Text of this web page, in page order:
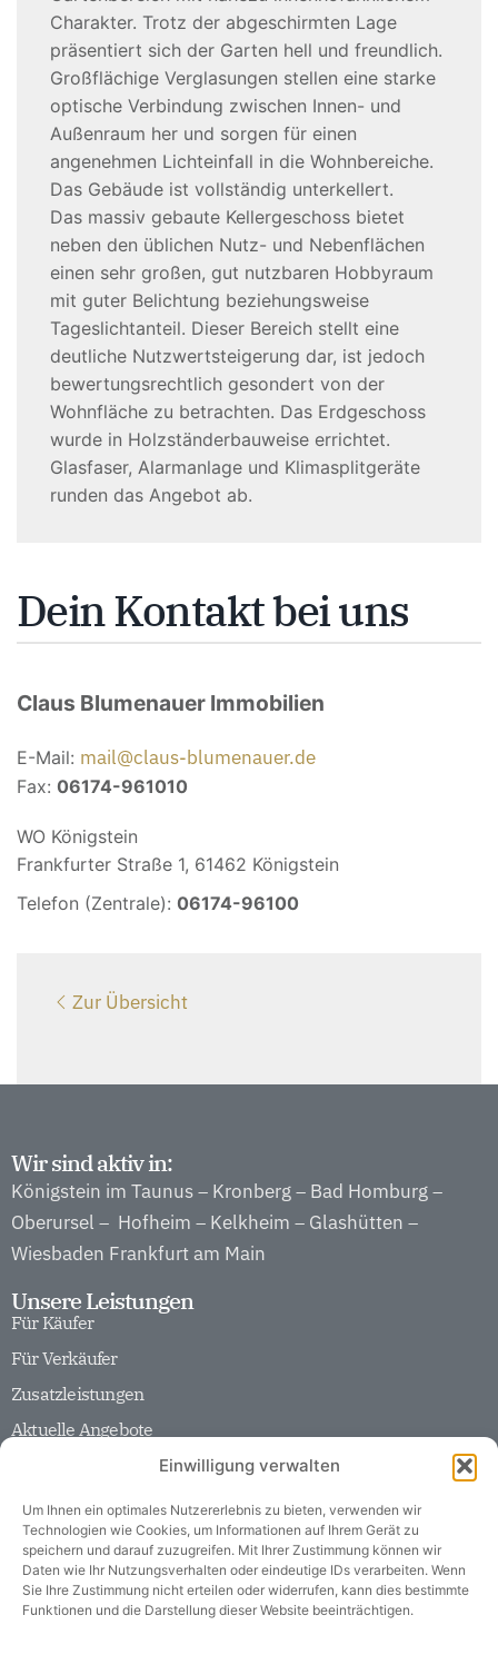
Einwilligung verwalten
Um Ihnen ein optimales Nutzererlebnis zu bieten, verwenden wir
Technologien wie Cookies, um Informationen auf Ihrem Gerät zu
speichern und darauf zuzugreifen. Mit Ihrer Zustimmung können wir
Daten wie Ihr Nutzungsverhalten oder eindeutige IDs verarbeiten. Wenn
Sie Ihre Zustimmung nicht erteilen oder widerrufen, kann dies bestimmte
Funktionen und die Darstellung dieser Website beeinträchtigen.
Charakter. Trotz der abgeschirmten Lage
präsentiert sich der Garten hell und freundlich.
Großflächige Verglasungen stellen eine starke
optische Verbindung zwischen Innen- und
Außenraum her und sorgen für einen
angenehmen Lichteinfall in die Wohnbereiche.
Das Gebäude ist vollständig unterkellert.
Das massiv gebaute Kellergeschoss bietet
neben den üblichen Nutz- und Nebenflächen
einen sehr großen, gut nutzbaren Hobbyraum
mit guter Belichtung beziehungsweise
Tageslichtanteil. Dieser Bereich stellt eine
deutliche Nutzwertsteigerung dar, ist jedoch
bewertungsrechtlich gesondert von der
Wohnfläche zu betrachten. Das Erdgeschoss
wurde in Holzständerbauweise errichtet.
Glasfaser, Alarmanlage und Klimasplitgeräte
runden das Angebot ab.
Dein Kontakt bei uns
Claus Blumenauer Immobilien
E-Mail: mail@claus-blumenauer.de
Fax: 06174-961010
WO Königstein
Frankfurter Straße 1, 61462 Königstein
Telefon (Zentrale): 06174-96100
Zur Übersicht
Wir sind aktiv in:
Königstein im Taunus – Kronberg – Bad Homburg –
Oberursel – Hofheim – Kelkheim – Glashütten –
Wiesbaden Frankfurt am Main
Unsere Leistungen
Für Käufer
Für Verkäufer
Zusatzleistungen
Aktuelle Angebote
Unser Unternehmen
Historie
Partner
Karriere
Soziale Verantwortung